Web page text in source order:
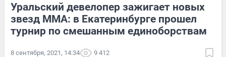
Уральский девелопер зажигает новых
звезд ММА: в Екатеринбурге прошел
турнир по смешанным единоборствам
8 сентября, 2021, 14:34 9 412